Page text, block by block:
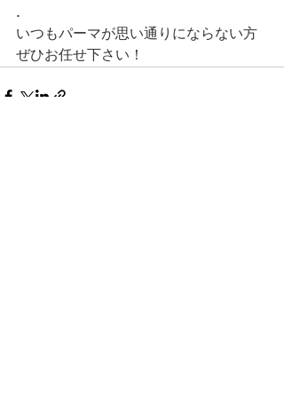
.
いつもパーマが思い通りにならない方
ぜひお任せ下さい！